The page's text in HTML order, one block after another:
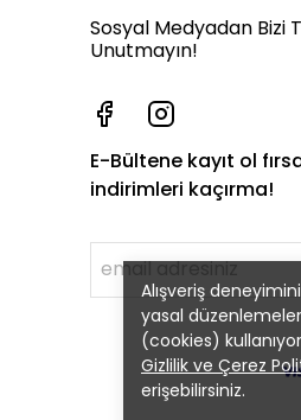
Alışveriş
yasal
(cookies)
Gizlilik ve Çerez
erişebilirsiniz.
Sosyal Medyadan Bizi
Unutmayın!
E-Bültene kayıt ol
indirimleri kaçırma!